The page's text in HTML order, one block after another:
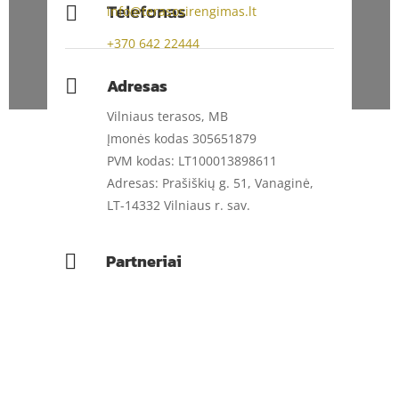
 Telefonas
+370642 22444
info@terasosirengimas.lt
 Adresas
Vilniaus terasos, MB
Įmonės kodas 305651879
PVM kodas: LT100013898611
Adresas: Prašiškių g. 51, Vanaginė,
LT-14332 Vilniaus r. sav.
 Partneriai